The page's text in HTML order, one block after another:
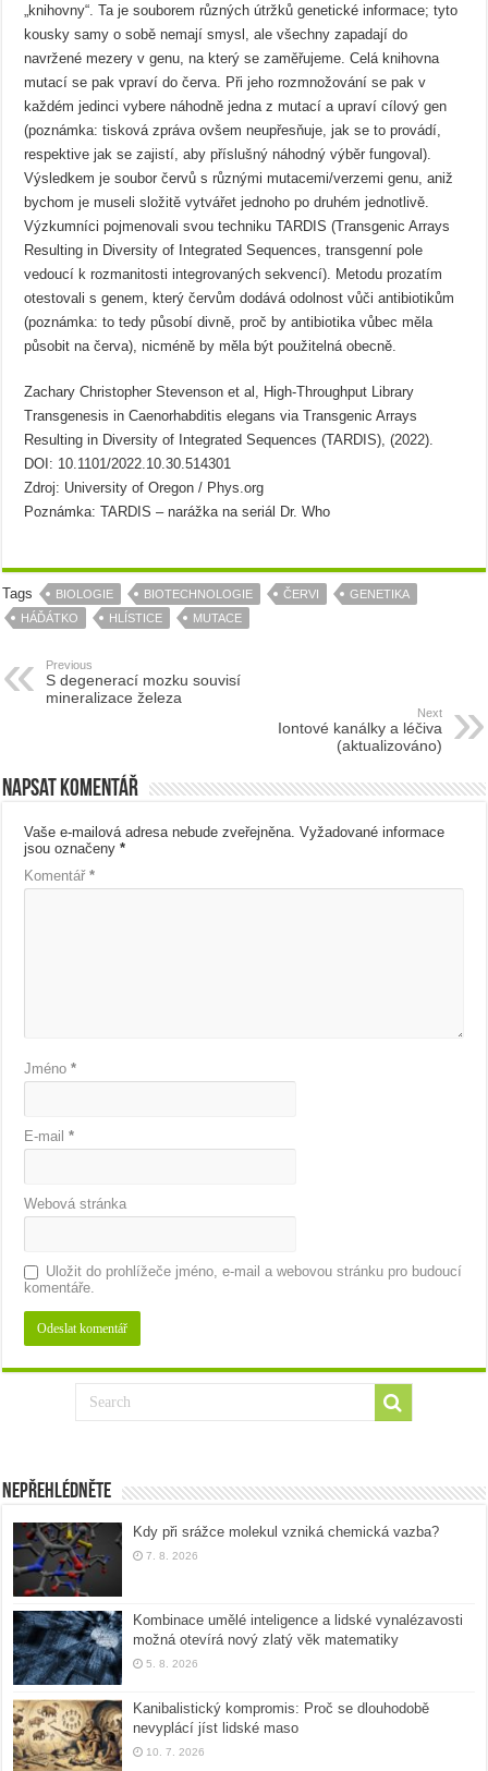
„knihovny“. Ta je souborem různých útržků genetické informace; tyto
kousky samy o sobě nemají smysl, ale všechny zapadají do
navržené mezery v genu, na který se zaměřujeme. Celá knihovna
mutací se pak vpraví do červa. Při jeho rozmnožování se pak v
každém jedinci vybere náhodně jedna z mutací a upraví cílový gen
(poznámka: tisková zpráva ovšem neupřesňuje, jak se to provádí,
respektive jak se zajistí, aby příslušný náhodný výběr fungoval).
Výsledkem je soubor červů s různými mutacemi/verzemi genu, aniž
bychom je museli složitě vytvářet jednoho po druhém jednotlivě.
Výzkumníci pojmenovali svou techniku TARDIS (Transgenic Arrays
Resulting in Diversity of Integrated Sequences, transgenní pole
vedoucí k rozmanitosti integrovaných sekvencí). Metodu prozatím
otestovali s genem, který červům dodává odolnost vůči antibiotikům
(poznámka: to tedy působí divně, proč by antibiotika vůbec měla
působit na červa), nicméně by měla být použitelná obecně.
Zachary Christopher Stevenson et al, High-Throughput Library
Transgenesis in Caenorhabditis elegans via Transgenic Arrays
Resulting in Diversity of Integrated Sequences (TARDIS), (2022).
DOI: 10.1101/2022.10.30.514301
Zdroj: University of Oregon / Phys.org
Poznámka: TARDIS – narážka na seriál Dr. Who
Tags BIOLOGIE BIOTECHNOLOGIE ČERVI
GENETIKA
HÁĎÁTKO
HLÍSTICE MUTACE
Previous
S degenerací mozku souvisí
mineralizace železa
Next
Iontové kanálky a léčiva
(aktualizováno)
Napsat komentář
Vaše e-mailová adresa nebude zveřejněna. Vyžadované informace
jsou označeny*
Komentář*
Jméno*
E-mail*
Webová stránka
Uložit do prohlížeče jméno, e-mail a webovou stránku pro budoucí
komentáře.
Nepřehlédněte
Kdy při srážce molekul vzniká chemická vazba?
7. 8. 2026
Kombinace umělé inteligence a lidské vynalézavosti
možná otevírá nový zlatý věk matematiky
5. 8. 2026
Kanibalistický kompromis: Proč se dlouhodobě
nevyplácí jíst lidské maso
10. 7. 2026